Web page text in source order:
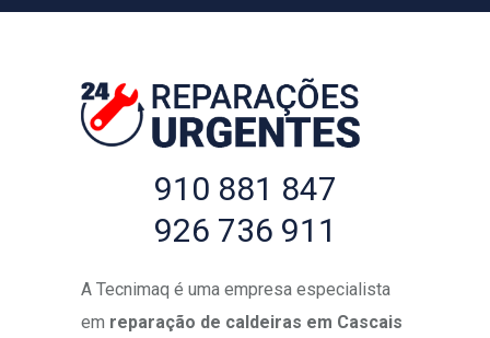
910 881 847
926 736 911
A Tecnimaq é uma empresa especialista
em reparação de caldeiras em Cascais